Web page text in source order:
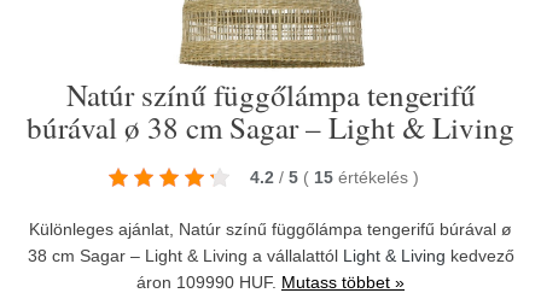
Natúr színű függőlámpa tengerifű
búrával ø 38 cm Sagar – Light & Living
4.2 / 5 ( 15 értékelés )
Különleges ajánlat, Natúr színű függőlámpa tengerifű búrával ø
38 cm Sagar – Light & Living a vállalattól Light & Living kedvező
áron 109990 HUF. Mutass többet »